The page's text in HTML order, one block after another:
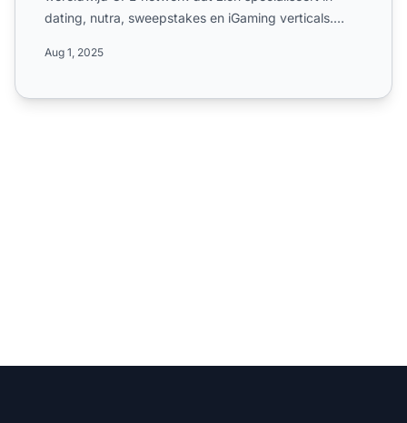
dating, nutra, sweepstakes en iGaming verticals.
Aug 1, 2025